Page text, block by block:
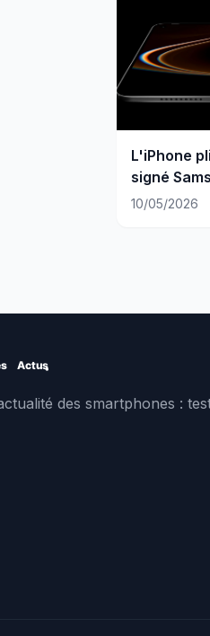
L'iPhone
signé
comme
10/05/2026
des smartphones :